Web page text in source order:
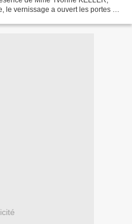
le vernissage a ouvert les portes du